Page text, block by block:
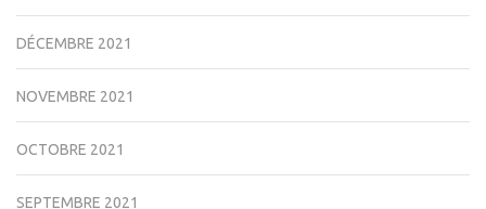
DÉCEMBRE 2021
NOVEMBRE 2021
OCTOBRE 2021
SEPTEMBRE 2021